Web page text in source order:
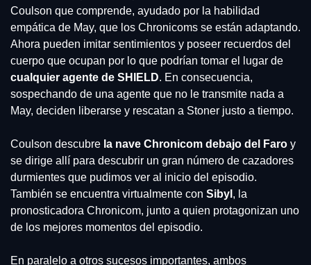
Coulson que comprende, ayudado por la habilidad
empática de May, que los Chronicoms se están adaptando.
Ahora pueden imitar sentimientos y poseer recuerdos del
cualquier agente de SHIELD. En consecuencia,
sospechando de una agente que no le transmite nada a
May, deciden liberarse y rescatan a Stoner justo a tiempo.
Coulson descubre la nave Chronicom debajo del Faro y
se dirige allí para descubrir un gran número de cazadores
durmientes que pudimos ver al inicio del episodio.
También se encuentra virtualmente con Sibyl , la
pronosticadora Chronicom, junto a quien protagonizan uno
de los mejores momentos del episodio.
En paralelo a otros sucesos importantes, ambos